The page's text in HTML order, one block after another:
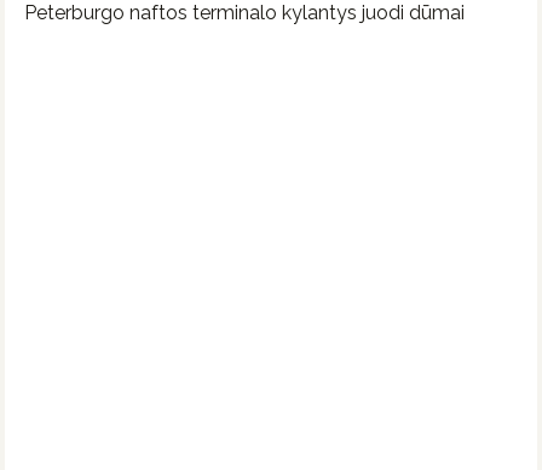
Peterburgo naftos terminalo kylantys juodi dūmai